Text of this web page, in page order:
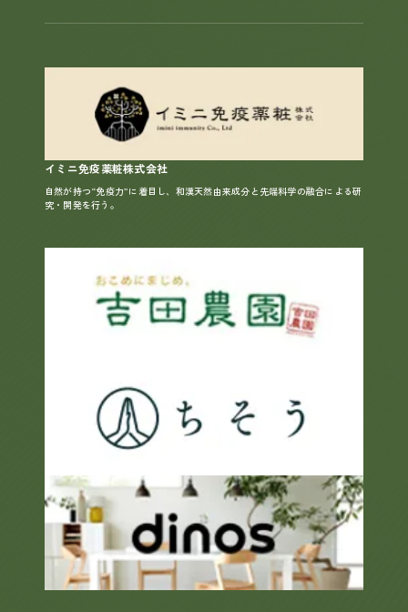
イミニ免疫薬粧株式会社
自然が持つ“免疫力”に着目し、和漢天然由来成分と先端科学の融合による研
究・開発を行う。